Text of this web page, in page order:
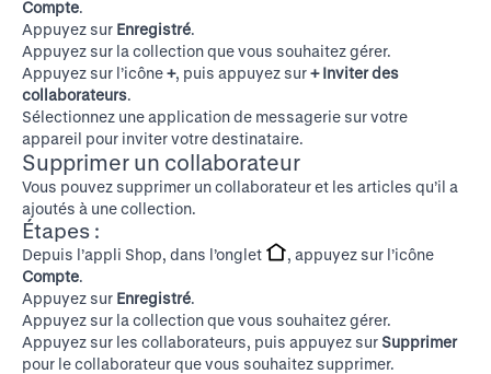
Compte.
Appuyez sur Enregistré.
Appuyez sur la collection que vous souhaitez gérer.
Appuyez sur l’icône+, puis appuyez sur+ Inviter des
collaborateurs.
Sélectionnez une application de messagerie sur votre
appareil pour inviter votre destinataire.
Supprimer un collaborateur
Vous pouvez supprimer un collaborateur et les articles qu’il a
ajoutés à une collection.
Étapes :
Depuis l’appli Shop, dans l’onglet
, appuyez sur l’icône
Compte.
Appuyez sur Enregistré.
Appuyez sur la collection que vous souhaitez gérer.
Appuyez sur les collaborateurs, puis appuyez sur Supprimer
pour le collaborateur que vous souhaitez supprimer.